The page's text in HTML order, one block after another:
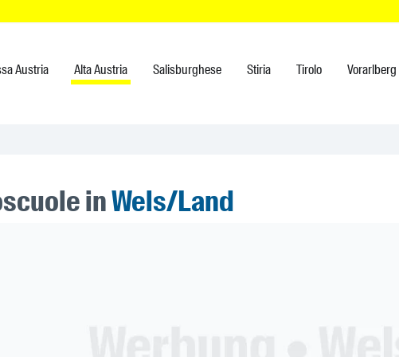
Austria Alta Austria Salisburghese Stiria Tirolo Vorarlberg
inWels/Land